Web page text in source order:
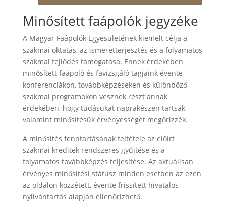
Minősített faápolók jegyzéke
A Magyar Faápolók Egyesületének kiemelt célja a
szakmai oktatás, az ismeretterjesztés és a folyamatos
szakmai fejlődés támogatása. Ennek érdekében
minősített faápoló és favizsgáló tagjaink évente
konferenciákon, továbbképzéseken és különböző
szakmai programokon vesznek részt annak
érdekében, hogy tudásukat naprakészen tartsák,
valamint minősítésük érvényességét megőrizzék.
A minősítés fenntartásának feltétele az előírt
szakmai kreditek rendszeres gyűjtése és a
folyamatos továbbképzés teljesítése. Az aktuálisan
érvényes minősítési státusz minden esetben az ezen
az oldalon közzétett, évente frissített hivatalos
nyilvántartás alapján ellenőrizhető.